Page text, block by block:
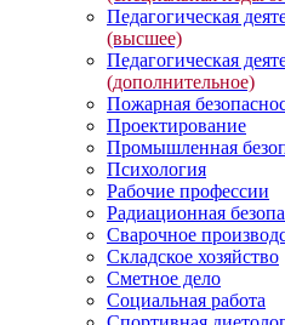
Педагогическая
(высшее)
Педагогическая
(дополнительное)
Пожарная
Проектирование
Промышленная
Психология
Рабочие профессии
Радиационная
Сварочное
Складское хозяйство
Сметное дело
Социальная работа